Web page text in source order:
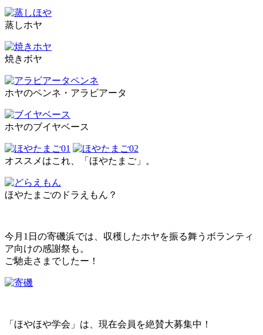
蒸しホヤ
焼きボヤ
ホヤのペンネ・アラビアータ
ホヤのブイヤベース
オススメはこれ、「ほやたまご」。
ほやたまごのドラえもん？
今月1日の寄磯浜では、収穫したホヤを振る舞うボランティ
ア向けの感謝祭も。
ご馳走さまでしたー！
「ほやほや学会」は、現在会員を絶賛大募集中！